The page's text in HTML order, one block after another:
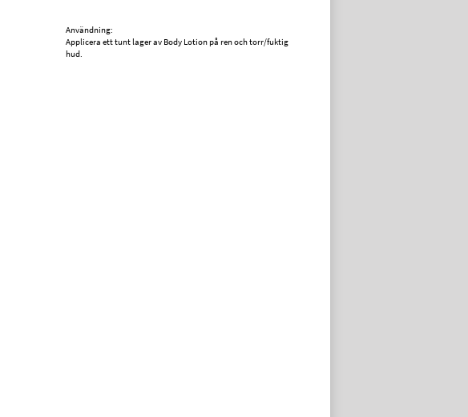
Användning:
Applicera ett tunt lager av Body Lotion på ren och torr/fuktig
hud.